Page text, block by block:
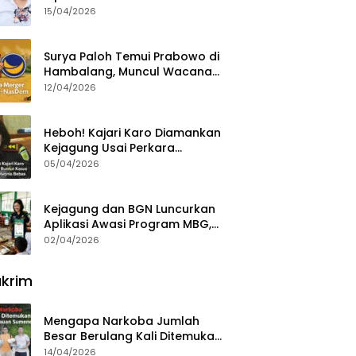
15/04/2026
Surya Paloh Temui Prabowo di
Hambalang, Muncul Wacana
Penggabungan NasDem dan
12/04/2026
Heboh! Kajari Karo Diamankan
Kejagung Usai Perkara
Videografer Divonis Bebas
05/04/2026
Kejagung dan BGN Luncurkan
Aplikasi Awasi Program MBG,
Begini Cara Lapornya
02/04/2026
Mengapa Narkoba Jumlah
Besar Berulang Kali Ditemukan
di Wilayah Kepulauan
14/04/2026